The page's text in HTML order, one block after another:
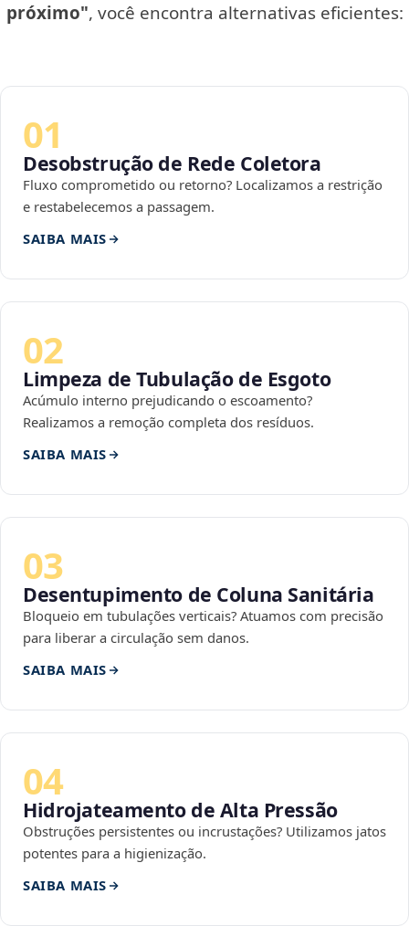
próximo", você encontra alternativas eficientes:
01
Desobstrução de Rede Coletora
Fluxo comprometido ou retorno? Localizamos a restrição
e restabelecemos a passagem.
SAIBA MAIS
02
Limpeza de Tubulação de Esgoto
Acúmulo interno prejudicando o escoamento?
Realizamos a remoção completa dos resíduos.
SAIBA MAIS
03
Desentupimento de Coluna Sanitária
Bloqueio em tubulações verticais? Atuamos com precisão
para liberar a circulação sem danos.
SAIBA MAIS
04
Hidrojateamento de Alta Pressão
Obstruções persistentes ou incrustações? Utilizamos jatos
potentes para a higienização.
SAIBA MAIS